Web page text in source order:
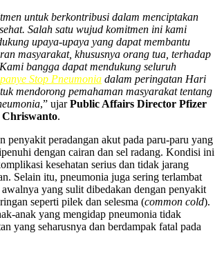
untuk berkontribusi dalam menciptakan
Salah satu wujud komitmen ini kami
upaya-upaya yang dapat membantu
masyarakat, khususnya orang tua, terhadap
bangga dapat mendukung seluruh
Stop Pneumonia dalam peringatan Hari
mendorong pemahaman masyarakat tentang
,” ujarPublic Affairs Director Pfizer
Chriswanto.
penyakit peradangan akut pada paru-paru yang
dengan cairan dan sel radang. Kondisi ini
kesehatan serius dan tidak jarang
Selain itu, pneumonia juga sering terlambat
yang sulit dibedakan dengan penyakit
seperti pilek dan selesma (common cold).
anak yang mengidap pneumonia tidak
yang seharusnya dan berdampak fatal pada